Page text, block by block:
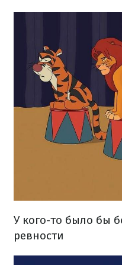
У кого-то было бы
ревности